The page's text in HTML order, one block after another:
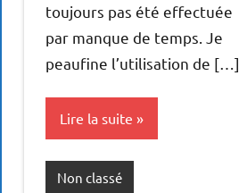
toujours pas été effectuée
par manque de temps. Je
peaufine l’utilisation de […]
Lire la suite
Non classé